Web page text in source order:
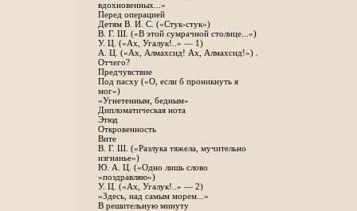
вдохновенных...»
Перед операцией
Детям В. И. С. («Стук-стук»)
В. Г. Ш. («В этой сумрачной столице...»)
У. Ц. («Ах, Угалук!..» — 1)
А. Ц. («Ах, Алмахсид! Ах, Алмахсид!») .
Отчего?
Предчувствие
Под пасху («О, если б проникнуть я
мог»)
«Угнетенным, бедным»
Дипломатическая нота
Этюд
Откровенность
Вите
B. Г. Ш. («Разлука тяжела, мучительно
изгнанье»)
Ю. А. Ц. («Одно лишь слово
«поздравляю»)
У. Ц. («Ах, Угалук!..» — 2)
«Здесь, над самым морем...»
В решительную минуту